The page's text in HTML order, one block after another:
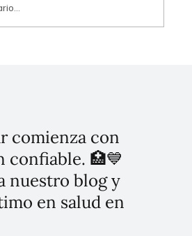
de todo el país
comienza con
confiable. 🏥💙
nuestro blog y
en salud en